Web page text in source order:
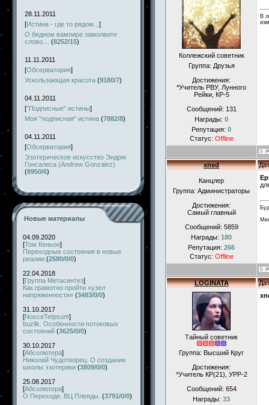
28.11.2011
[Истина - где то рядом... ]
О бедном вампире замолвите
слово…
(8252/15)
11.11.2011
[Обсерватория]
Ускользающая красота (9180/7)
04.11.2011
["Подписные" истины]
Моя "подписная" истина (7882/8)
04.11.2011
[Обсерватория]
Эзотерическое искусство Эндрю
Гонсалеса (Andrew Gonzalez)
(8950/6)
Новые материалы
04.09.2020
[Том Кеньон]
Переходные состояния в новые
реалии (2580/0/0)
22.04.2018
[Группа Метасинтез]
Как грамотно пройти «узел
напряженности» (3483/0/0)
31.10.2017
[NosceTeIpsum]
buzlik. Особенности потоковых
состояний (3625/0/0)
30.10.2017
[Абсолютера]
Николай Чудотворец. О создании
школы эзотерики (3809/0/0)
25.08.2017
[Абсолютера]
О Переходе. ВЦ Плеяды. (3791/0/0)
Коллежский советник
Группа: Друзья
Достижения:
*Учитель РВУ, Лунного
Рейки, КР-5
Сообщений: 131
Награды: 0
Репутация: 0
Статус: Offline
В
xned
Канцлер
Группа: Администраторы
Достижения:
Самый главный
Сообщений: 5859
Награды: 180
Репутация: 266
Статус: Offline
LOGINATA
Тайный советник
Группа: Высший Круг
Достижения:
*Учитель КР(21), УРР-2
Сообщений: 654
Награды: 33